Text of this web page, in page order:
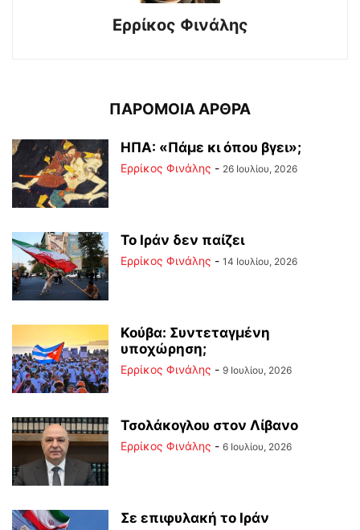
Ερρίκος Φινάλης
ΠΑΡΟΜΟΙΑ ΑΡΘΡΑ
ΗΠΑ: «Πάμε κι όπου βγει»;
Ερρίκος Φινάλης - 26 Ιουλίου, 2026
Το Ιράν δεν παίζει
Ερρίκος Φινάλης - 14 Ιουλίου, 2026
Κούβα: Συντεταγμένη
υποχώρηση;
Ερρίκος Φινάλης - 9 Ιουλίου, 2026
Τσολάκογλου στον Λίβανο
Ερρίκος Φινάλης - 6 Ιουλίου, 2026
Σε επιφυλακή το Ιράν